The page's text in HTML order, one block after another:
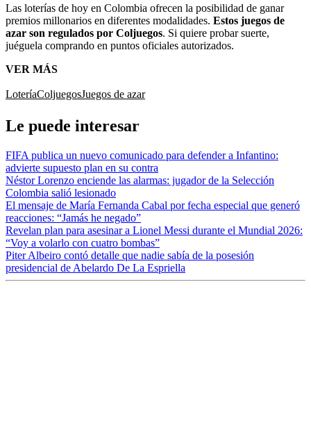
Las loterías de hoy en Colombia ofrecen la posibilidad de ganar
premios millonarios en diferentes modalidades. Estos juegos de
azar son regulados por Coljuegos. Si quiere probar suerte,
juéguela comprando en puntos oficiales autorizados.
VER MÁS
LoteríaColjuegosJuegos de azar
Le puede interesar
FIFA publica un nuevo comunicado para defender a Infantino:
advierte supuesto plan en su contra
Néstor Lorenzo enciende las alarmas: jugador de la Selección
Colombia salió lesionado
El mensaje de María Fernanda Cabal por fecha especial que generó
reacciones: “Jamás he negado”
Revelan plan para asesinar a Lionel Messi durante el Mundial 2026:
“Voy a volarlo con cuatro bombas”
Piter Albeiro contó detalle que nadie sabía de la posesión
presidencial de Abelardo De La Espriella